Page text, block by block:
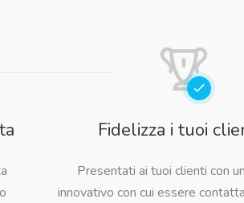
Fidelizza i tuoi
Presentati ai tuoi clienti con
innovativo con cui essere